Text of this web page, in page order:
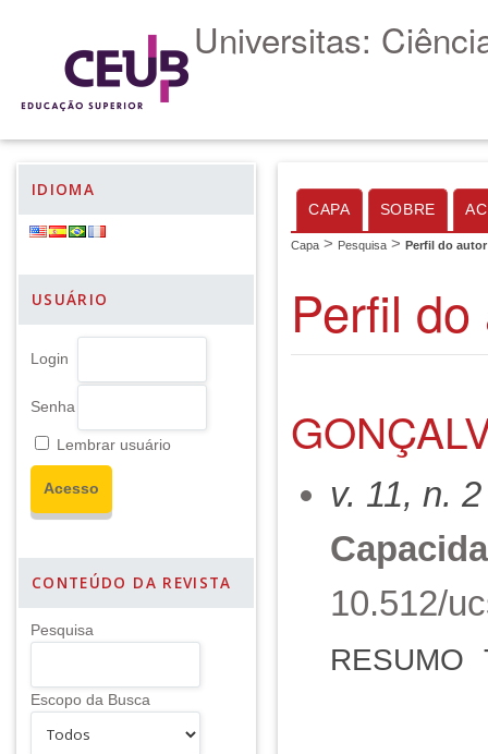
Universitas:
IDIOMA
USUÁRIO
Login
Senha
Lembrar usuário
CONTEÚDO DA REVISTA
Pesquisa
Escopo da Busca
CAPA SOBRE
Capa > Pesquisa > Perfil do autor
Perfil
v. 11, n.
10.512/
RESUMO